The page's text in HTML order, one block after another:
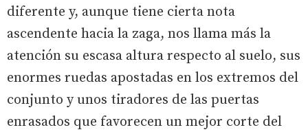
diferente y, aunque tiene cierta nota
ascendente hacia la zaga, nos llama más la
atención su escasa altura respecto al suelo, sus
enormes ruedas apostadas en los extremos del
conjunto y unos tiradores de las puertas
enrasados que favorecen un mejor corte del